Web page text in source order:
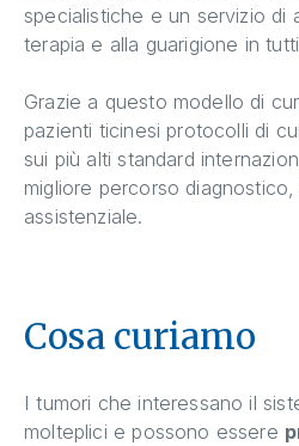
specialistiche e un servizio di
terapia e alla guarigione in
Grazie a questo modello di
pazienti ticinesi protocolli di
sui più alti standard
migliore percorso
assistenziale.
Cosa curiamo
I tumori che interessano il
molteplici e possono essere